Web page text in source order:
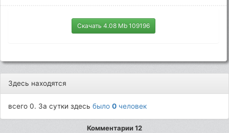
Скачать 4.08 Mb 109196
Здесь находятся
всего 0. За сутки здесьбыло0 человек
Комментарии 12